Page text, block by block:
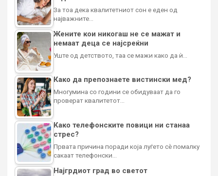
За тоа дека квалитетниот сон е еден од
најважните…
Жените кои никогаш не се мажат и
немаат деца се најсреќни
Уште од детството, таа се мажи како да ѝ…
Како да препознаете вистински мед?
Многумина со години се обидуваат да го
проверат квалитетот…
Како телефонските повици ни станаа
стрес?
Првата причина поради која луѓето сè помалку
сакаат телефонски…
Најгрдиот град во светот